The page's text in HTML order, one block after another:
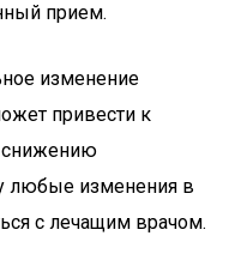
прием.
изменение
привести к
снижению
любые изменения в
с лечащим врачом.